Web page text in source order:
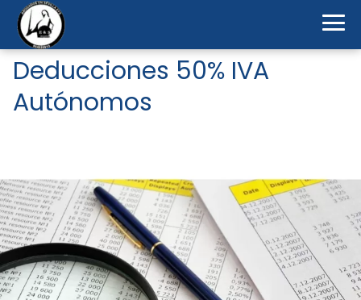
Deducciones 50% IVA
Autónomos